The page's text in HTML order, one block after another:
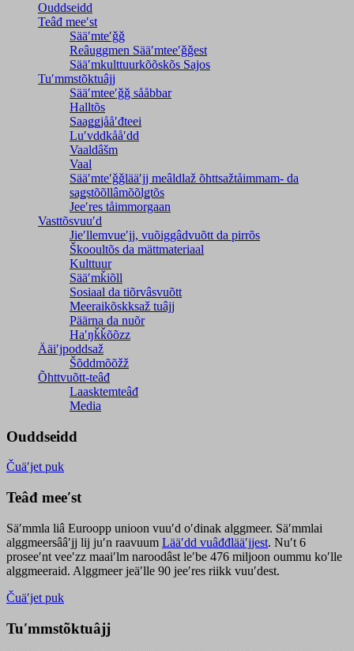
Ouddseidd
Teâđ meeʹst
Sääʹmteʹǧǧ
Reâuggmen Sääʹmteeʹǧǧest
Sääʹmkulttuurkõõskõs Sajos
Tuʹmmstõktuâjj
Sääʹmteeʹǧǧ sååbbar
Halltõs
Saaǥǥjååʹđteei
Luʹvddkååʹdd
Vaaldâšm
Vaal
Sääʹmteʹǧǧlääʹjj meâldlaž õhttsažtåimmam- da
saǥstõõllâmõõlǥtõs
Jeeʹres tåimmorgaan
Vasttõsvuuʹd
Jieʹllemvueʹjj, vuõiggâdvuõtt da pirrõs
Škooultõs da mättmateriaal
Kulttuur
Sääʹmǩiõll
Sosiaal da tiõrvâsvuõtt
Meeraikõskksaž tuâjj
Päärna da nuõr
Haʹŋǩǩõõzz
Ääiʹjpoddsaž
Šõddmõõžž
Õhttvuõtt-teâđ
Laasktemteâđ
Media
Ouddseidd
Čuäʹjet puk
Teâđ meeʹst
Säʹmmla liâ Euroopp unioon vuuʹd oʹdinak alggmeer. Säʹmmlai
alggmeersââʹjj lij juʹn raavuum Lääʹdd vuâđđlääʹjjest. Nuʹt 6
proseeʹnt veeʹzz maaiʹlm naroodâst leʹbe 476 miljoon oummu koʹlle
alggmeeraid. Alggmeer jeäʹlle 90 jeeʹres riikk vuuʹdest.
Čuäʹjet puk
Tuʹmmstõktuâjj